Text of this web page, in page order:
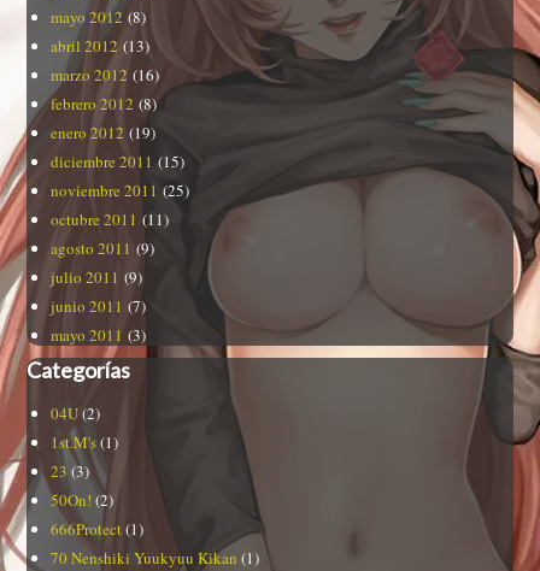
mayo 2012 (8)
abril 2012 (13)
marzo 2012 (16)
febrero 2012 (8)
enero 2012 (19)
diciembre 2011 (15)
noviembre 2011 (25)
octubre 2011 (11)
agosto 2011 (9)
julio 2011 (9)
junio 2011 (7)
mayo 2011 (3)
Categorías
04U(2)
1st.M's(1)
23(3)
50On! (2)
666Protect (1)
70 Nenshiki Yuukyuu Kikan (1)